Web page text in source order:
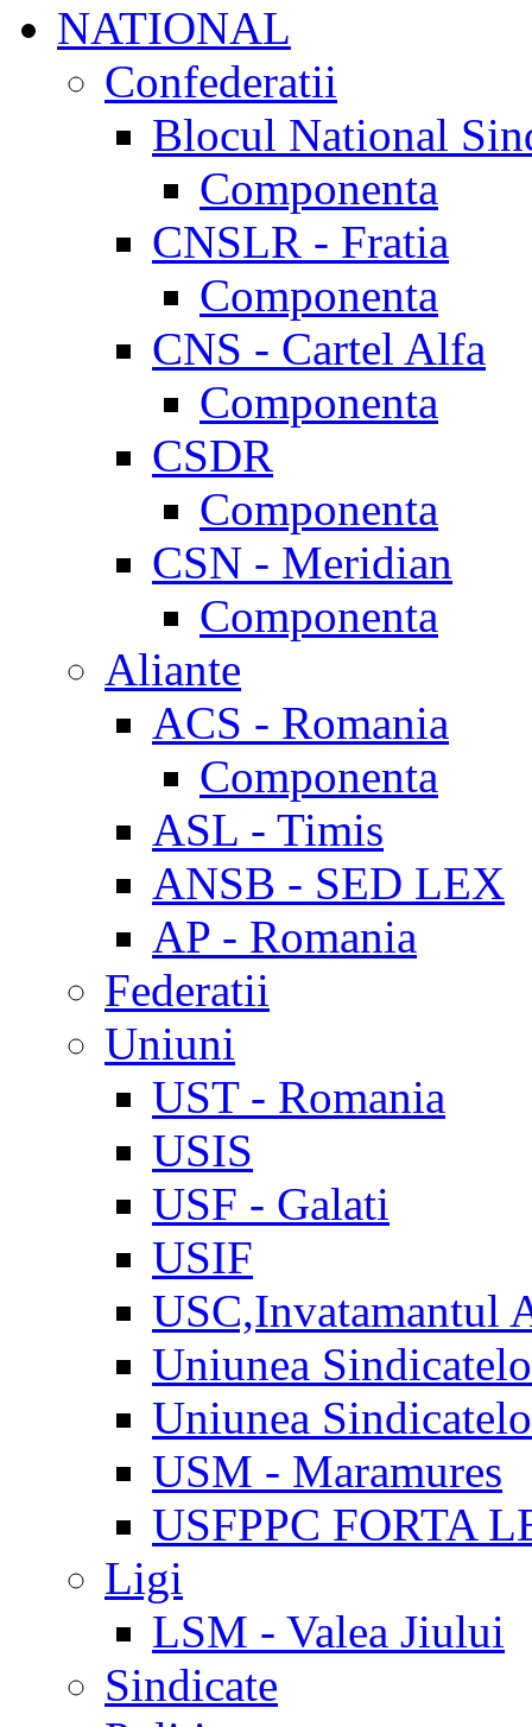
NATIONAL
Confederatii
Blocul National
Componenta
CNSLR - Fratia
Componenta
CNS - Cartel Alfa
Componenta
CSDR
Componenta
CSN - Meridian
Componenta
Aliante
ACS - Romania
Componenta
ASL - Timis
ANSB - SED LEX
AP - Romania
Federatii
Uniuni
UST - Romania
USIS
USF - Galati
USIF
USC,Invatamantul
Uniunea
Uniunea
USM - Maramures
USFPPC FORTA
Ligi
LSM - Valea Jiului
Sindicate